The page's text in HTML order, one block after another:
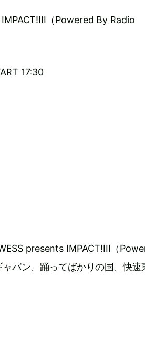
（Powered By Radio
17:30
presents IMPACT!III（
バン、踊ってばかりの国、快速